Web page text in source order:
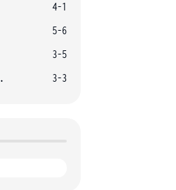
4-1
5-6
3-5
3-3